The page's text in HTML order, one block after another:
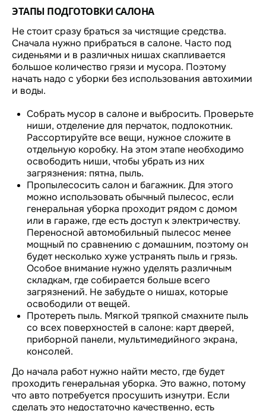
ЭТАПЫ ПОДГОТОВКИ САЛОНА
Не стоит сразу браться за чистящие средства.
Сначала нужно прибраться в салоне. Часто под
сиденьями и в различных нишах скапливается
большое количество грязи и мусора. Поэтому
начать надо с уборки без использования автохимии
и воды.
Собрать мусор в салоне и выбросить. Проверьте
ниши, отделение для перчаток, подлокотник.
Рассортируйте все вещи, нужное сложите в
отдельную коробку. На этом этапе необходимо
освободить ниши, чтобы убрать из них
загрязнения: пятна, пыль.
Пропылесосить салон и багажник. Для этого
можно использовать обычный пылесос, если
генеральная уборка проходит рядом с домом
или в гараже, где есть доступ к электричеству.
Переносной автомобильный пылесос менее
мощный по сравнению с домашним, поэтому он
будет несколько хуже устранять пыль и грязь.
Особое внимание нужно уделять различным
складкам, где собирается больше всего
загрязнений. Не забудьте о нишах, которые
освободили от вещей.
Протереть пыль. Мягкой тряпкой смахните пыль
со всех поверхностей в салоне: карт дверей,
приборной панели, мультимедийного экрана,
консолей.
До начала работ нужно найти место, где будет
проходить генеральная уборка. Это важно, потому
что авто потребуется просушить изнутри. Если
сделать это недостаточно качественно, есть